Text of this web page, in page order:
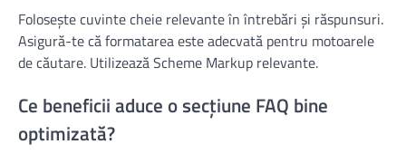
Folosește cuvinte cheie relevante în întrebări și răspunsuri.
Asigură-te că formatarea este adecvată pentru motoarele
de căutare. Utilizează Scheme Markup relevante.
Ce beneficii aduce o secțiune FAQ bine
optimizată?